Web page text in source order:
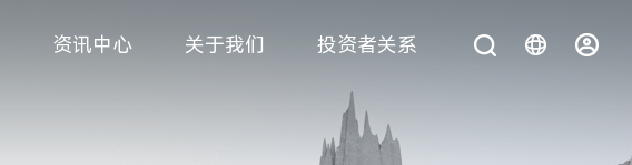
资讯中心 关于我们 投资者关系 您在找什么？